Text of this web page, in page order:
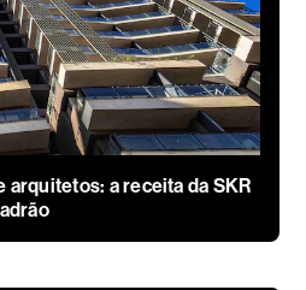
arquitetos: a receita da SKR